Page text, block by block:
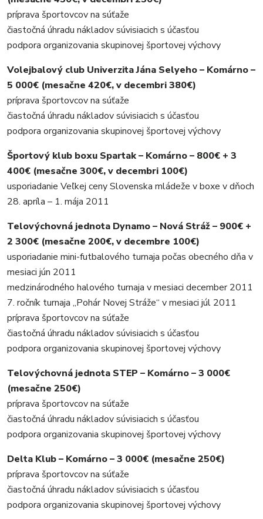
príprava športovcov na súťaže
čiastočná úhradu nákladov súvisiacich s účasťou
podpora organizovania skupinovej športovej výchovy
Volejbalový club Univerzita Jána Selyeho – Komárno –
5 000€ (mesačne 420€, v decembri 380€)
príprava športovcov na súťaže
čiastočná úhradu nákladov súvisiacich s účasťou
podpora organizovania skupinovej športovej výchovy
Športový klub boxu Spartak – Komárno – 800€ + 3
400€ (mesačne 300€, v decembri 100€)
usporiadanie Veľkej ceny Slovenska mládeže v boxe v dňoch
28. apríla – 1. mája 2011
Telovýchovná jednota Dynamo – Nová Stráž – 900€ +
2 300€ (mesačne 200€, v decembre 100€)
usporiadanie mini-futbalového turnaja počas obecného dňa v
mesiaci jún 2011
medzinárodného halového turnaja v mesiaci december 2011
7. ročník turnaja „Pohár Novej Stráže“ v mesiaci júl 2011
príprava športovcov na súťaže
čiastočná úhradu nákladov súvisiacich s účasťou
podpora organizovania skupinovej športovej výchovy
Telovýchovná jednota STEP – Komárno – 3 000€
(mesačne 250€)
príprava športovcov na súťaže
čiastočná úhradu nákladov súvisiacich s účasťou
podpora organizovania skupinovej športovej výchovy
Delta Klub – Komárno – 3 000€ (mesačne 250€)
príprava športovcov na súťaže
čiastočná úhradu nákladov súvisiacich s účasťou
podpora organizovania skupinovej športovej výchovy